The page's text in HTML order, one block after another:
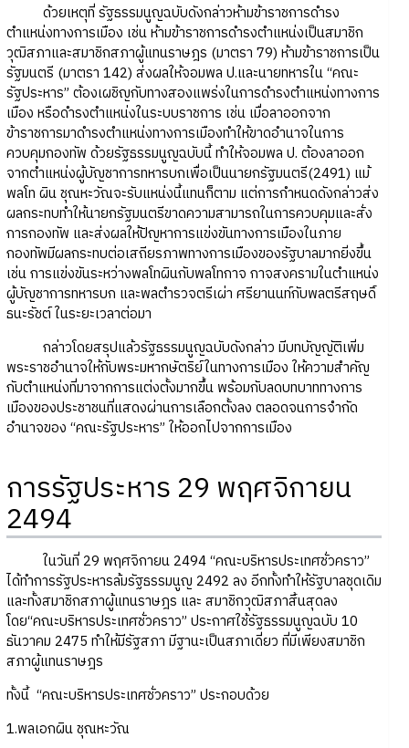
ด้วยเหตุที่ รัฐธรรมนูญฉบับดังกล่าวห้ามข้าราชการดำรง
ตำแหน่งทางการเมือง เช่น ห้ามข้าราชการดำรงตำแหน่งเป็นสมาชิก
วุฒิสภาและสมาชิกสภาผู้แทนราษฎร (มาตรา 79) ห้ามข้าราชการเป็น
รัฐมนตรี (มาตรา 142) ส่งผลให้จอมพล ป.และนายทหารใน “คณะ
รัฐประหาร” ต้องเผชิญกับทางสองแพร่งในการดำรงตำแหน่งทางการ
เมือง หรือดำรงตำแหน่งในระบบราชการ เช่น เมื่อลาออกจาก
ข้าราชการมาดำรงตำแหน่งทางการเมืองทำให้ขาดอำนาจในการ
ควบคุมกองทัพ ด้วยรัฐธรรมนูญฉบับนี้ ทำให้จอมพล ป. ต้องลาออก
จากตำแหน่งผู้บัญชาการทหารบกเพื่อเป็นนายกรัฐมนตรี(2491) แม้
พลโท ผิน ชุณหะวัณจะรับแหน่งนี้แทนก็ตาม แต่การกำหนดดังกล่าวส่ง
ผลกระทบทำให้นายกรัฐมนตรีขาดความสามารถในการควบคุมและสั่ง
การกองทัพ และส่งผลให้ปัญหาการแข่งขันทางการเมืองในภาย
กองทัพมีผลกระทบต่อเสถียรภาพทางการเมืองของรัฐบาลมากยิ่งขึ้น
เช่น การแข่งขันระหว่างพลโทผินกับพลโทกาจ กาจสงครามในตำแหน่ง
ผู้บัญชาการทหารบก และพลตำรวจตรีเผ่า ศรียานนท์กับพลตรีสฤษดิ์
ธนะรัชต์ ในระยะเวลาต่อมา
กล่าวโดยสรุปแล้วรัฐธรรมนูญฉบับดังกล่าว มีบทบัญญัติเพิ่ม
พระราชอำนาจให้กับพระมหากษัตริย์ในทางการเมือง ให้ความสำคัญ
กับตำแหน่งที่มาจากการแต่งตั้งมากขึ้น พร้อมกับลดบทบาททางการ
เมืองของประชาชนที่แสดงผ่านการเลือกตั้งลง ตลอดจนการจำกัด
อำนาจของ “คณะรัฐประหาร” ให้ออกไปจากการเมือง
การรัฐประหาร 29 พฤศจิกายน
2494
ในวันที่ 29 พฤศจิกายน 2494 “คณะบริหารประเทศชั่วคราว”
ได้ทำการรัฐประหารล้มรัฐธรรมนูญ 2492 ลง อีกทั้งทำให้รัฐบาลชุดเดิม
และทั้งสมาชิกสภาผู้แทนราษฎร และ สมาชิกวุฒิสภาสิ้นสุดลง
โดย“คณะบริหารประเทศชั่วคราว” ประกาศใช้รัฐธรรมนูญฉบับ 10
ธันวาคม 2475 ทำให้มีรัฐสภา มีฐานะเป็นสภาเดี่ยว ที่มีเพียงสมาชิก
สภาผู้แทนราษฎร
ทั้งนี้ “คณะบริหารประเทศชั่วคราว” ประกอบด้วย
1.พลเอกผิน ชุณหะวัณ